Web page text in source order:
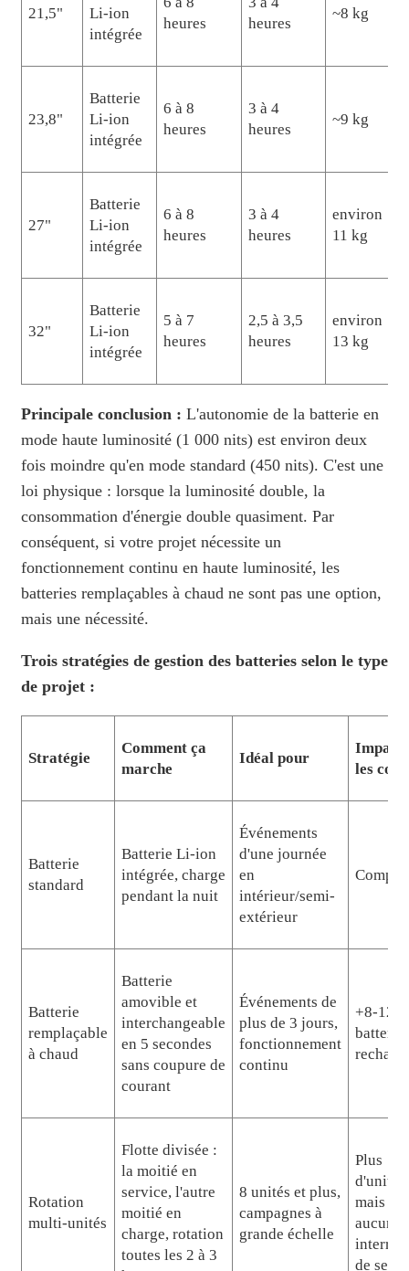
21,5"
Li-ion
intégrée
heures
heures
~8 kg
23,8"
Batterie
Li-ion
intégrée
6 à 8
heures
3 à 4
heures
~9 kg
27"
Batterie
Li-ion
intégrée
6 à 8
heures
3 à 4
heures
environ
11 kg
32"
Batterie
Li-ion
intégrée
5 à 7
heures
2,5 à 3,5
heures
environ
13 kg
Principale conclusion : L'autonomie de la batterie en
mode haute luminosité (1 000 nits) est environ deux
fois moindre qu'en mode standard (450 nits). C'est une
loi physique : lorsque la luminosité double, la
consommation d'énergie double quasiment. Par
conséquent, si votre projet nécessite un
fonctionnement continu en haute luminosité, les
batteries remplaçables à chaud ne sont pas une option,
mais une nécessité.
Trois stratégies de gestion des batteries selon le type
de projet :
Stratégie
Comment ça
marche
Idéal pour
Impact
les
Batterie
standard
Batterie Li-ion
intégrée, charge
pendant la nuit
Événements
d'une journée
en
intérieur/semi-
extérieur
Compris
Batterie
remplaçable
à chaud
Batterie
amovible et
interchangeable
en 5 secondes
sans coupure de
courant
Événements de
plus de 3 jours,
fonctionnement
continu
+8-
batterie
Rotation
multi-unités
Flotte divisée :
la moitié en
service, l'autre
moitié en
charge, rotation
toutes les 2 à 3
8 unités et plus,
campagnes à
grande échelle
Plus
d'unités,
mais
aucune
de